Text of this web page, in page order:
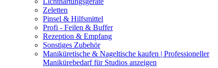
Zeletten
Pinsel & Hilfsmittel
Profi - Feilen & Buffer
Rezeption & Empfang
Sonstiges Zubehör
Maniküretische & Nageltische kaufen | Professioneller
Manikürebedarf für Studios anzeigen